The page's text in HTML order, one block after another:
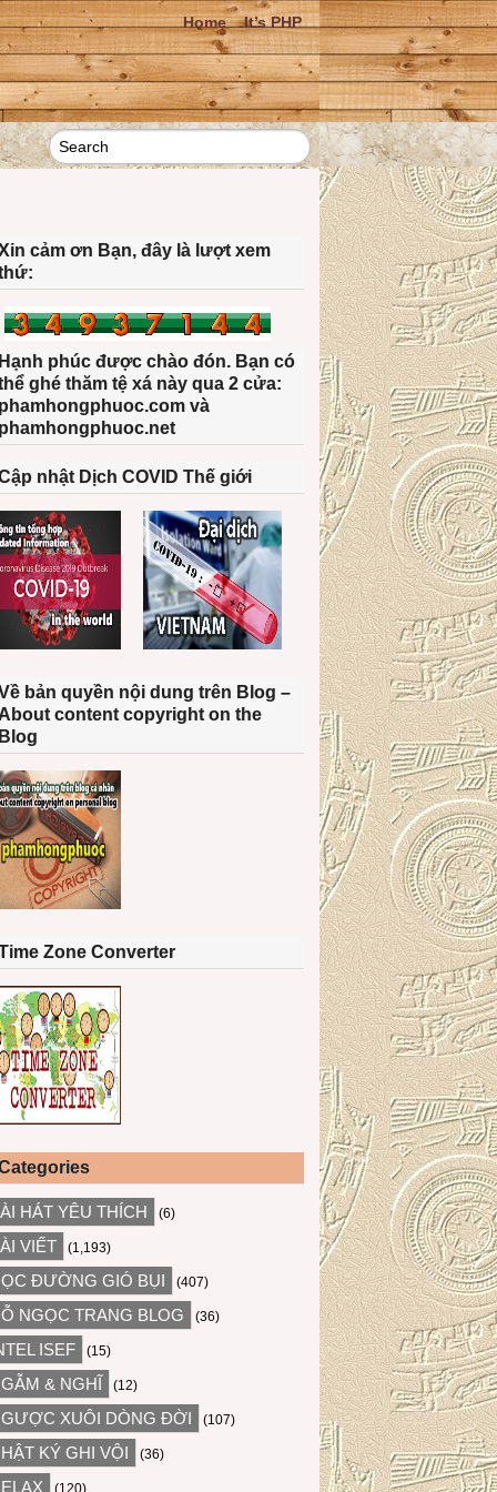
Home It’s PHP
cảm ơn Bạn, đây là lượt xem
phúc được chào đón. Bạn có
ghé thăm tệ xá này qua 2 cửa:
và
nhật Dịch COVID Thế giới
bản quyền nội dung trên Blog –
content copyright on the
Zone Converter
HÁT YÊU THÍCH (6)
VIẾT (1,193)
ĐƯỜNG GIÓ BỤI (407)
NGỌC TRANG BLOG (36)
ISEF (15)
& NGHĨ (12)
XUÔI DÒNG ĐỜI (107)
KÝ GHI VỘI (36)
(120)